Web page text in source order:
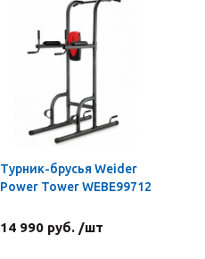
Турник-брусья Weider
Power Tower WEBE99712
14 990 руб. /шт